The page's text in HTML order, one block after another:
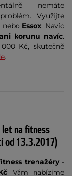
nemáte
Využijte
nebo Essox. Navíc
korunu navíc.
Kč, skutečně
.
let na fitness
od 13.3.2017)
trenažéry -
Vám nabízíme